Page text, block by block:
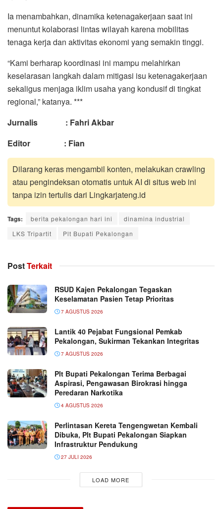
Ia menambahkan, dinamika ketenagakerjaan saat ini
menuntut kolaborasi lintas wilayah karena mobilitas
tenaga kerja dan aktivitas ekonomi yang semakin tinggi.
“Kami berharap koordinasi ini mampu melahirkan
keselarasan langkah dalam mitigasi isu ketenagakerjaan
sekaligus menjaga iklim usaha yang kondusif di tingkat
regional,” katanya. ***
Jurnalis : Fahri Akbar
Editor : Fian
Dilarang keras mengambil konten, melakukan crawling
atau pengindeksan otomatis untuk AI di situs web ini
tanpa izin tertulis dari Lingkarjateng.id
Tags: berita pekalongan hari ini
dinamina industrial
LKS Tripartit
Plt Bupati Pekalongan
PostTerkait
RSUD Kajen Pekalongan Tegaskan
Keselamatan Pasien Tetap Prioritas
7 AGUSTUS 2026
Lantik 40 Pejabat Fungsional Pemkab
Pekalongan, Sukirman Tekankan Integritas
7 AGUSTUS 2026
Plt Bupati Pekalongan Terima Berbagai
Aspirasi, Pengawasan Birokrasi hingga
Peredaran Narkotika
4 AGUSTUS 2026
Perlintasan Kereta Tengengwetan Kembali
Dibuka, Plt Bupati Pekalongan Siapkan
Infrastruktur Pendukung
27 JULI 2026
LOAD MORE